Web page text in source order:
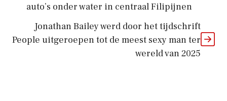
auto’s onder water in centraal Filipijnen
Jonathan Bailey werd door het tijdschrift
People uitgeroepen tot de meest sexy man ter
wereld van 2025